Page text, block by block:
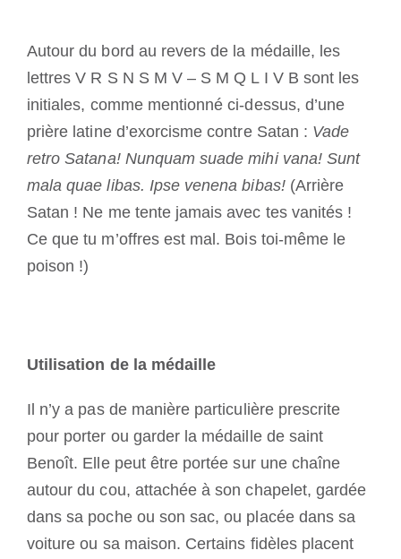
Autour du bord au revers de la médaille, les
lettres V R S N S M V – S M Q L I V B sont les
initiales, comme mentionné ci-dessus, d’une
prière latine d’exorcisme contre Satan : Vade
retro Satana! Nunquam suade mihi vana! Sunt
mala quae libas. Ipse venena bibas! (Arrière
Satan ! Ne me tente jamais avec tes vanités !
Ce que tu m’offres est mal. Bois toi-même le
poison !)
Utilisation de la médaille
Il n’y a pas de manière particulière prescrite
pour porter ou garder la médaille de saint
Benoît. Elle peut être portée sur une chaîne
autour du cou, attachée à son chapelet, gardée
dans sa poche ou son sac, ou placée dans sa
voiture ou sa maison. Certains fidèles placent